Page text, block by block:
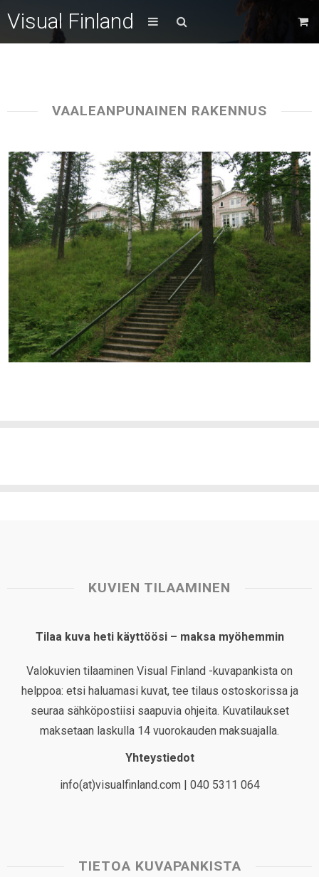
Visual Finland
VAALEANPUNAINEN RAKENNUS
KUVIEN TILAAMINEN
Tilaa kuva heti käyttöösi – maksa myöhemmin
Valokuvien tilaaminen Visual Finland -kuvapankista on
helppoa: etsi haluamasi kuvat, tee tilaus ostoskorissa ja
seuraa sähköpostiisi saapuvia ohjeita. Kuvatilaukset
maksetaan laskulla 14 vuorokauden maksuajalla.
Yhteystiedot
info(at)visualfinland.com | 040 5311 064
TIETOA KUVAPANKISTA